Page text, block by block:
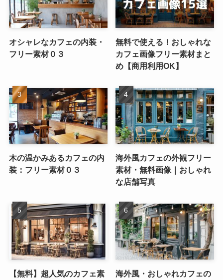
オシャレなカフェの内装・
フリー素材０３
無料で使える！おしゃれな
カフェ画像フリー素材まと
め【商用利用OK】
木の温かみあるカフェの内
装：フリー素材０３
海外風カフェの外観フリー
素材・無料画像｜おしゃれ
な店舗写真
【無料】超人気のカフェ素
海外風・おしゃれカフェの